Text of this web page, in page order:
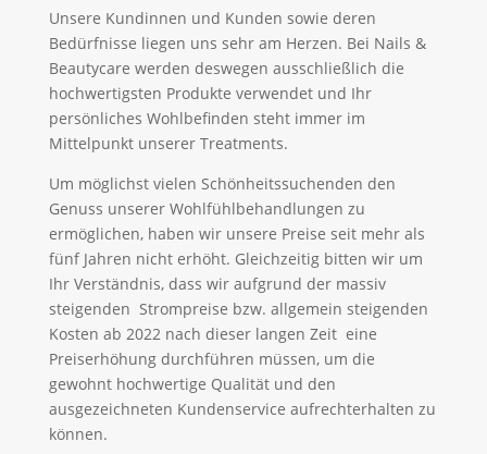
Unsere Kundinnen und Kunden sowie deren
Bedürfnisse liegen uns sehr am Herzen. Bei Nails &
Beautycare werden deswegen ausschließlich die
hochwertigsten Produkte verwendet und Ihr
persönliches Wohlbefinden steht immer im
Mittelpunkt unserer Treatments.
Um möglichst vielen Schönheitssuchenden den
Genuss unserer Wohlfühlbehandlungen zu
ermöglichen, haben wir unsere Preise seit mehr als
fünf Jahren nicht erhöht. Gleichzeitig bitten wir um
Ihr Verständnis, dass wir aufgrund der massiv
steigenden Strompreise bzw. allgemein steigenden
Kosten ab 2022 nach dieser langen Zeit eine
Preiserhöhung durchführen müssen, um die
gewohnt hochwertige Qualität und den
ausgezeichneten Kundenservice aufrechterhalten zu
können.